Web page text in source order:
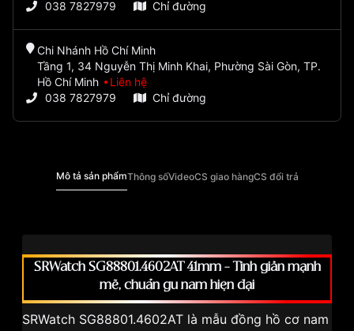
038 7827979
Chỉ đường
Chi Nhánh Hồ Chí Minh
Tầng 1, 34 Nguyễn Thị Minh Khai, Phường Sài Gòn, TP.
Hồ Chí Minh
Liên hệ
038 7827979
Chỉ đường
Mô tả sản phẩmThông sốVideoCS giao hàngCS đổi trả
SRWatch SG88801.4602AT 41mm – Tinh giản mạnh
mẽ, chuẩn gu nam hiện đại
SRWatch SG88801.4602AT là mẫu đồng hồ cơ nam